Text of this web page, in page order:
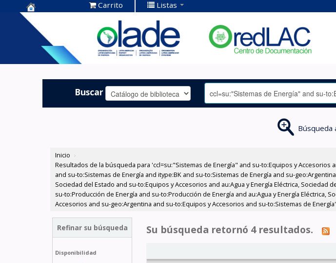
Centro de
Documentación
OLADE -
Carrito Listas
Buscar
Búsqueda
Inicio ›
Resultados de la búsqueda para 'ccl=su:"Sistemas de Energía" and su-to:Equipos y Accesorios
and su-to:Sistemas de Energía and itype:BK and su-to:Sistemas de Energía and su-
Sociedad del Estado and su-to:Equipos y Accesorios and au:Agua y Energía Eléctrica,
su-to:Producción de Energía and su-to:Producción de Energía and au:Agua y Energía Eléctrica,
Accesorios and su-geo:Argentina and su-to:Equipos y Accesorios and su-to:Sistemas de Energía'
Refinar su búsqueda
Disponibilidad
Su búsqueda retornó 4 resultados.